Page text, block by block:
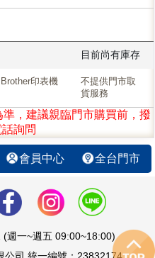
目前尚有庫存
印表機
不提供門市取
貨服務
，建議親臨門市購買前，撥
詢問
會員中心 全台門市
週一~週五 09:00~18:00)